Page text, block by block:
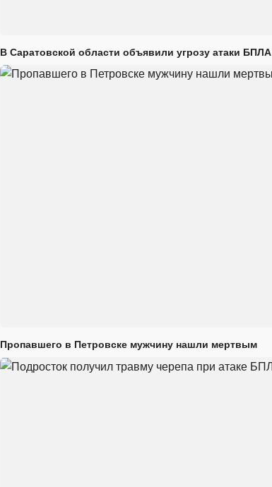
В Саратовской области объявили угрозу атаки БПЛА
Пропавшего в Петровске мужчину нашли мертвым